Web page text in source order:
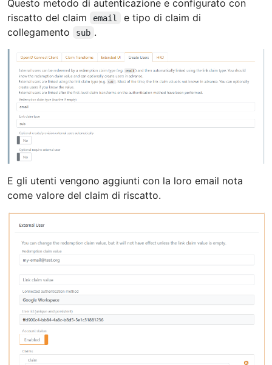
Questo metodo di autenticazione e configurato con
riscatto del claim
email
e tipo di claim di
collegamento
sub .
E gli utenti vengono aggiunti con la loro email nota
come valore del claim di riscatto.